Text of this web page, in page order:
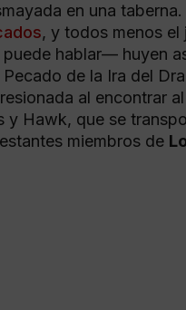
en una
, y todos menos el
hablar— huyen
Pecado de la Ira del
al encontrar
Hawk, que se
miembros de